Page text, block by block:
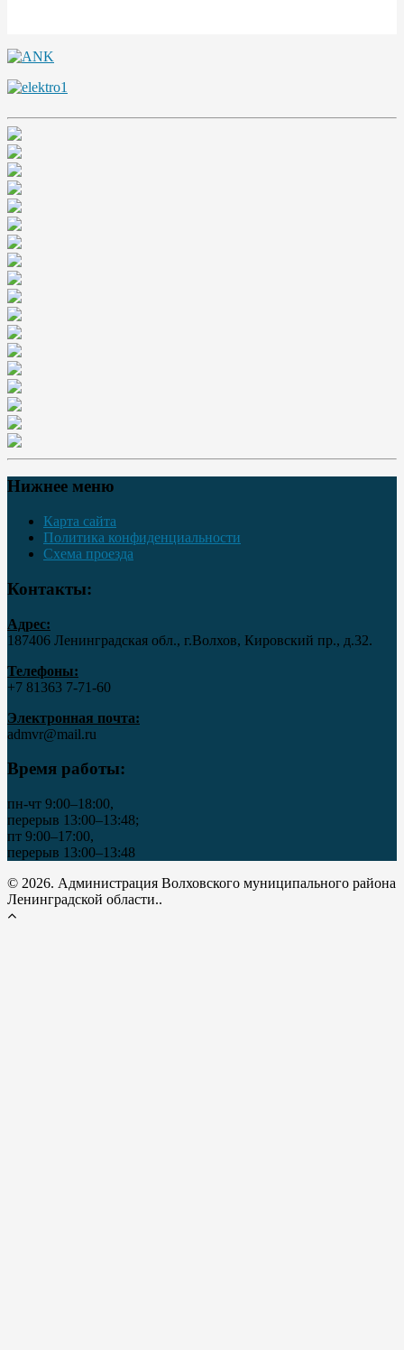
Нижнее меню
Карта сайта
Политика конфиденциальности
Схема проезда
Контакты:
Адрес:
187406 Ленинградская обл., г.Волхов, Кировский пр., д.32.
Телефоны:
+7 81363 7‑71-60
Электронная почта:
admvr@mail.ru
Время работы:
пн-чт 9:00–18:00,
перерыв 13:00–13:48;
пт 9:00–17:00,
перерыв 13:00–13:48
© 2026. Администрация Волховского муниципального района
Ленинградской области..